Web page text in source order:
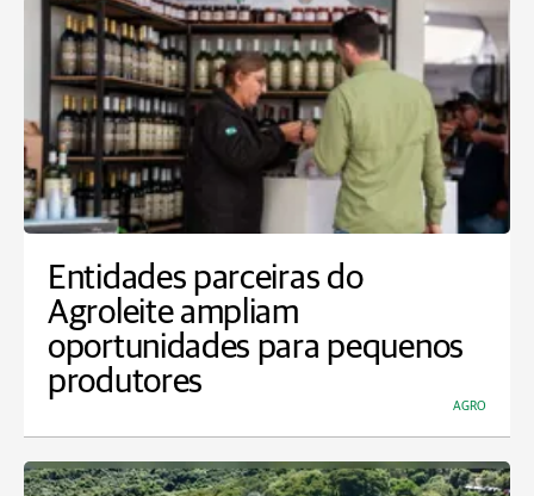
Entidades parceiras do
Agroleite ampliam
oportunidades para pequenos
produtores
AGRO